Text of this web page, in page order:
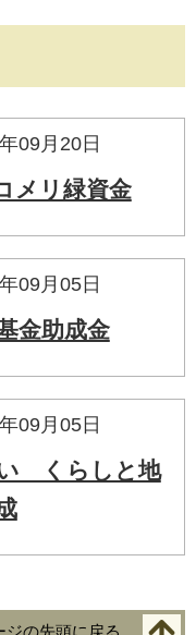
09月20日
メリ緑資金
09月05日
金助成金
09月05日
くらしと地